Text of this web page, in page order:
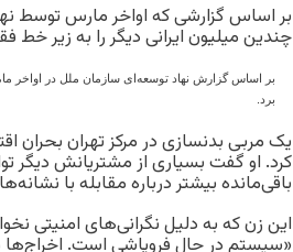
بر اساس گزارشی که اواخر مارس توسط
چندین میلیون ایرانی دیگر را به زیر خط
بر اساس گزارش نهاد توسعه‌ای سازمان ملل در اواخر
برد.
یک مربی بدنسازی در مرکز تهران بحران
کرد. او گفت بسیاری از مشتریانش دیگر
باقی‌مانده بیشتر درباره مقابله با
این زن که به دلیل نگرانی‌های امنیتی
«سیستم در حال فروپاشی است. اخراج‌ها